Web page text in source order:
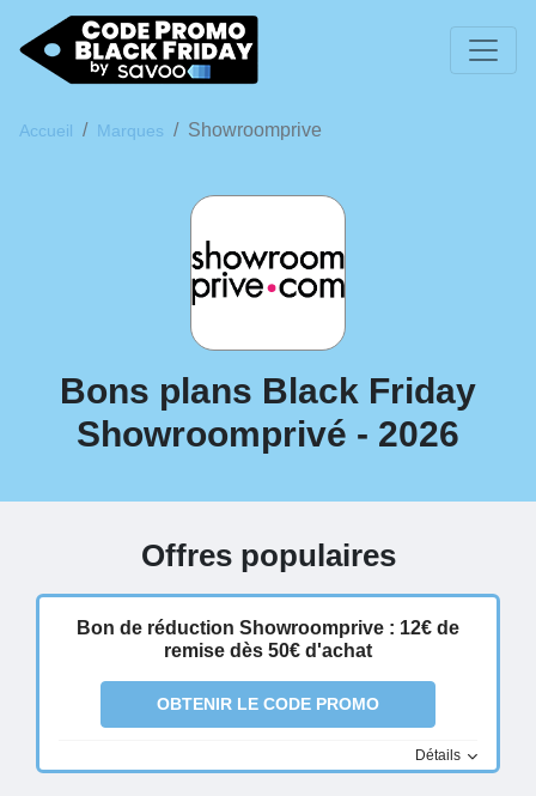
Accueil Marques Showroomprive
Bons plans Black Friday
Showroomprivé - 2026
Offres populaires
Bon de réduction Showroomprive : 12€ de
remise dès 50€ d'achat
OBTENIR LE CODE PROMO
Détails